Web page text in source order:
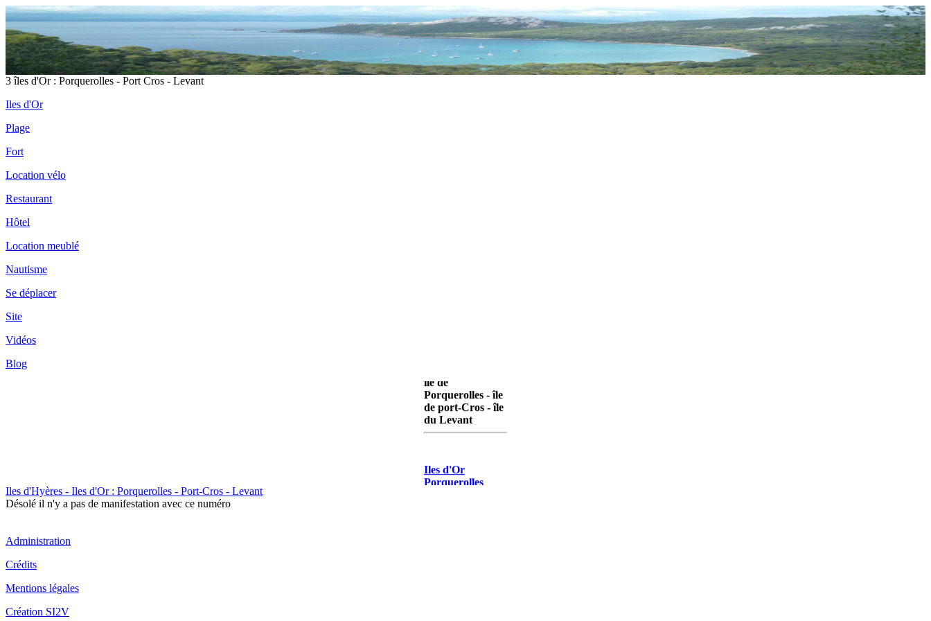
3 îles d'Or : Porquerolles - Port Cros - Levant
Iles d'Or
Plage
Fort
Location vélo
Restaurant
Hôtel
Location meublé
Nautisme
Se déplacer
Site
Vidéos
Blog
Porquerolles - île
de port-Cros - île
du Levant
Iles d'Or
Porquerolles
Iles d'Hyères - Iles d'Or : Porquerolles - Port-Cros - Levant
Désolé il n'y a pas de manifestation avec ce numéro
Administration
Crédits
Mentions légales
Création SI2V